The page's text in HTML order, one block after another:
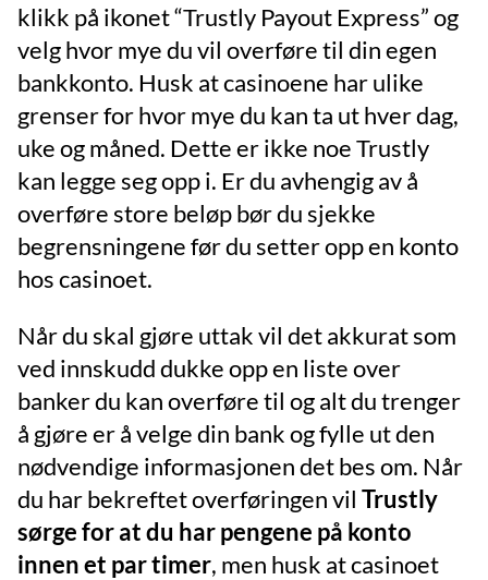
klikk på ikonet “Trustly Payout Express” og
velg hvor mye du vil overføre til din egen
bankkonto. Husk at casinoene har ulike
grenser for hvor mye du kan ta ut hver dag,
uke og måned. Dette er ikke noe Trustly
kan legge seg opp i. Er du avhengig av å
overføre store beløp bør du sjekke
begrensningene før du setter opp en konto
hos casinoet.
Når du skal gjøre uttak vil det akkurat som
ved innskudd dukke opp en liste over
banker du kan overføre til og alt du trenger
å gjøre er å velge din bank og fylle ut den
nødvendige informasjonen det bes om. Når
du har bekreftet overføringen vil Trustly
sørge for at du har pengene på konto
innen et par timer, men husk at casinoet